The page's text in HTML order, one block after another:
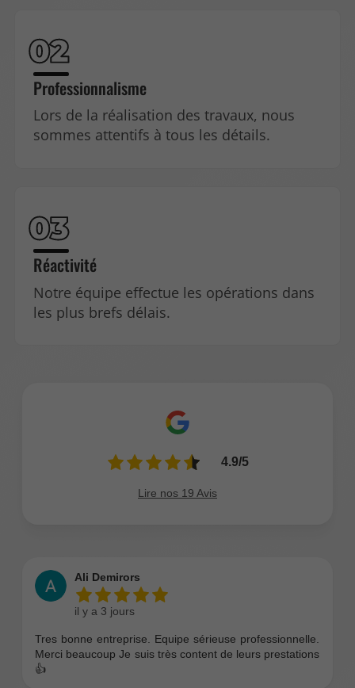
Professionnalisme
Lors de la réalisation des travaux, nous
sommes attentifs à tous les détails.
Réactivité
Notre équipe effectue les opérations dans
les plus brefs délais.